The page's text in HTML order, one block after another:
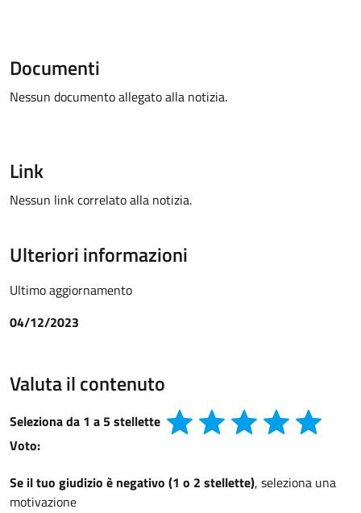
Documenti
Nessun documento allegato alla notizia.
Link
Nessun link correlato alla notizia.
Ulteriori informazioni
Ultimo aggiornamento
04/12/2023
Valuta il contenuto
Seleziona da 1 a 5 stellette
Voto:
Se il tuo giudizio è negativo (1 o 2 stellette), seleziona una
motivazione